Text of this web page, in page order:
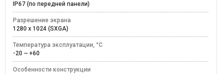
IP67 (по передней панели)
Разрешение экрана
1280 x 1024 (SXGA)
Температура эксплуатации, °C
-20 ~ +60
Особенности конструкции